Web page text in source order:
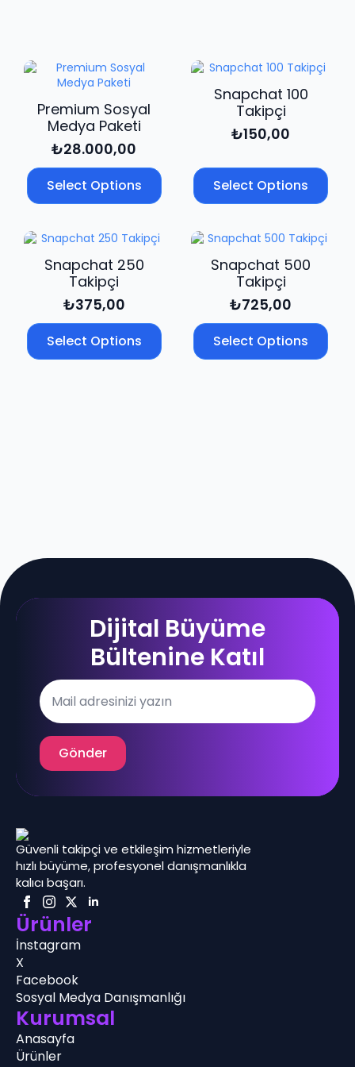
adet
Premium Sosyal
Medya Paketi
₺28.000,00
Select Options
Snapchat 100
Takipçi
₺150,00
Select Options
Snapchat 250
Takipçi
₺375,00
Select Options
Snapchat 500
Takipçi
₺725,00
Select Options
Dijital Büyüme
Bültenine Katıl
Email
*
Gönder
Güvenli takipçi ve etkileşim hizmetleriyle
hızlı büyüme, profesyonel danışmanlıkla
kalıcı başarı.
Ürünler
İnstagram
X
Facebook
Sosyal Medya Danışmanlığı
Kurumsal
Anasayfa
Ürünler